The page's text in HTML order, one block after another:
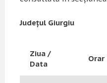
Județul Giurgiu
Ziua /
Data
Orar